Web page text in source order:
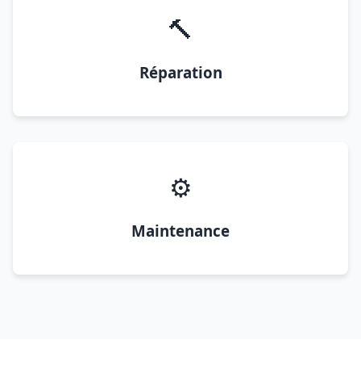
🔨
Réparation
⚙️
Maintenance